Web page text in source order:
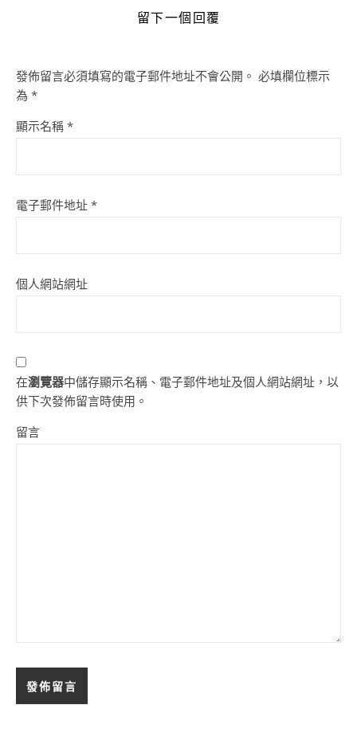
留下一個回覆
發佈留言必須填寫的電子郵件地址不會公開。 必填欄位標示
為 *
顯示名稱 *
電子郵件地址 *
個人網站網址
在瀏覽器中儲存顯示名稱、電子郵件地址及個人網站網址，以
供下次發佈留言時使用。
留言